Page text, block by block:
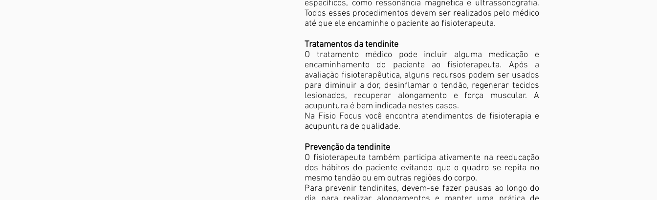
específicos, como ressonância magnética e ultrassonografia.
Todos esses procedimentos devem ser realizados pelo médico
até que ele encaminhe o paciente ao fisioterapeuta.
Tratamentos da tendinite
O tratamento médico pode incluir alguma medicação e
encaminhamento do paciente ao fisioterapeuta. Após a
avaliação fisioterapêutica, alguns recursos podem ser usados
para diminuir a dor, desinflamar o tendão, regenerar tecidos
lesionados, recuperar alongamento e força muscular. A
acupuntura é bem indicada nestes casos.
Na Fisio Focus você encontra atendimentos de fisioterapia e
acupuntura de qualidade.
Prevenção da tendinite
O fisioterapeuta também participa ativamente na reeducação
dos hábitos do paciente evitando que o quadro se repita no
mesmo tendão ou em outras regiões do corpo.
Para prevenir tendinites, devem-se fazer pausas ao longo do